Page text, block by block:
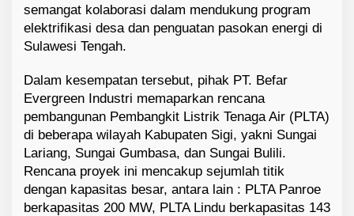
semangat kolaborasi dalam mendukung program
elektrifikasi desa dan penguatan pasokan energi di
Sulawesi Tengah.
Dalam kesempatan tersebut, pihak PT. Befar
Evergreen Industri memaparkan rencana
pembangunan Pembangkit Listrik Tenaga Air (PLTA)
di beberapa wilayah Kabupaten Sigi, yakni Sungai
Lariang, Sungai Gumbasa, dan Sungai Bulili.
Rencana proyek ini mencakup sejumlah titik
dengan kapasitas besar, antara lain : PLTA Panroe
berkapasitas 200 MW, PLTA Lindu berkapasitas 143